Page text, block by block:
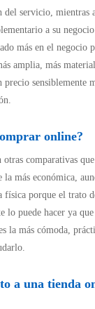
del servicio, mientras
a su
más en el negocio
amplia, más
precio sensiblemente
online?
comparativas
más económica,
física porque el trato
lo puede hacer ya
la más cómoda,
a una tienda